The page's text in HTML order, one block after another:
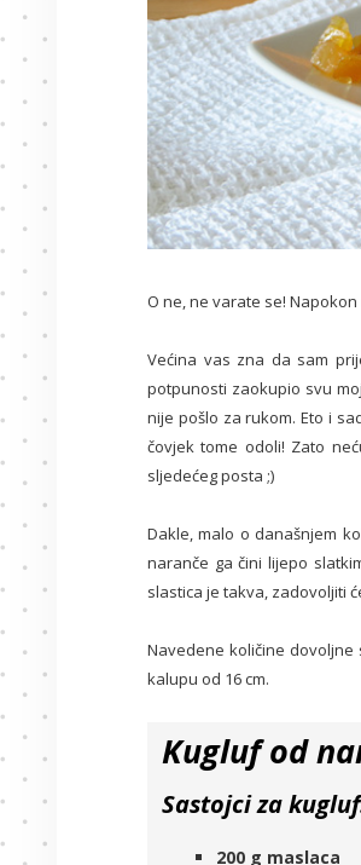
O ne, ne varate se!
Većina vas zna da sam
potpunosti zaokupio svu
nije pošlo za rukom. Eto i
čovjek tome odoli! Zato
sljedećeg posta ;)
Dakle, malo o današnjem
naranče ga čini lijepo
slastica je takva, zadovoljiti
Navedene količine dovoljne
kalupu od 16 cm.
Kugluf od
Sastojci za
200 g maslaca